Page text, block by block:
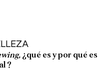
¿qué es y por qué es